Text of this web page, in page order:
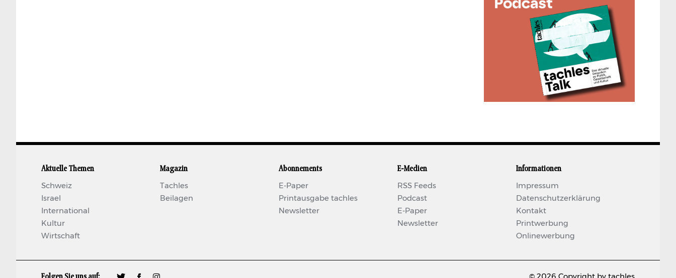
Aktuelle Themen
Schweiz
Israel
International
Kultur
Wirtschaft
Magazin
Tachles
Beilagen
Abonnements
E-Paper
Printausgabe tachles
Newsletter
E-Medien
RSS Feeds
Podcast
E-Paper
Newsletter
Informationen
Impressum
Datenschutzerklärung
Kontakt
Printwerbung
Onlinewerbung